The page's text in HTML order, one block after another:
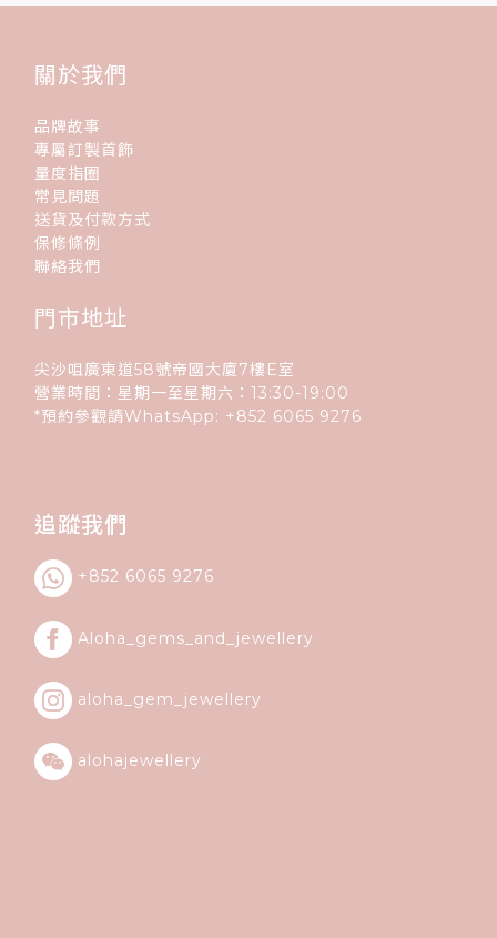
關於我們
品牌故事
專屬訂製首飾
量度指圈
常見問題
送貨及付款方式
保修條例
聯絡我們
門市地址
尖沙咀廣東道58號帝國大廈7樓E室
營業時間：星期一至星期六：13:30-19:00
*預約參觀請WhatsApp: +852 6065 9276
追蹤我們
+852 6065 9276
Aloha_gems_and_ jewellery
aloha_gem_jewellery
alohajewellery